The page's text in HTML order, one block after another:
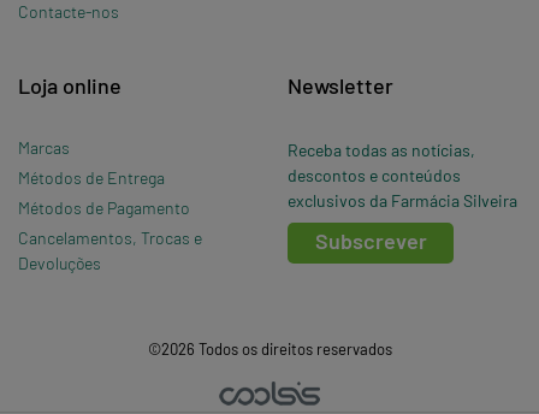
Contacte-nos
Loja online
Marcas
Métodos de Entrega
Métodos de Pagamento
Cancelamentos, Trocas e
Devoluções
Newsletter
Receba todas as notícias,
descontos e conteúdos
exclusivos da Farmácia Silveira
Subscrever
©2026 Todos os direitos reservados